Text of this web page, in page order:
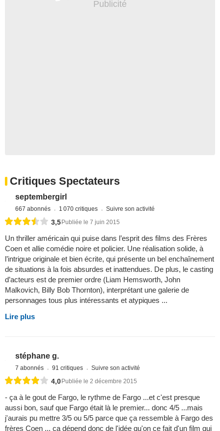
Critiques Spectateurs
septembergirl
667 abonnés 1 070 critiques Suivre son activité
3,5 Publiée le 7 juin 2015
Un thriller américain qui puise dans l’esprit des films des Frères
Coen et allie comédie noire et policier. Une réalisation solide, à
l’intrigue originale et bien écrite, qui présente un bel enchaînement
de situations à la fois absurdes et inattendues. De plus, le casting
d’acteurs est de premier ordre (Liam Hemsworth, John
Malkovich, Billy Bob Thornton), interprétant une galerie de
personnages tous plus intéressants et atypiques ...
Lire plus
stéphane g.
7 abonnés 91 critiques Suivre son activité
4,0 Publiée le 2 décembre 2015
- ça à le gout de Fargo, le rythme de Fargo ...et c'est presque
aussi bon, sauf que Fargo était là le premier... donc 4/5 ...mais
j'aurais pu mettre 3/5 ou 5/5 parce que ça ressemble à Fargo des
frères Coen ... ça dépend donc de l'idée qu'on ce fait d'un film qui